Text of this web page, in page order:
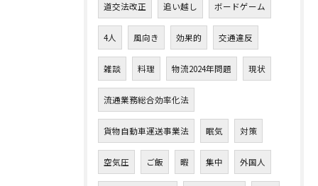
道交法改正 追い越し ボードゲーム
4人 風向き 効果的 交通違反
雑談 料理 物流2024年問題 現状
流通業務総合効率化法
貨物自動車運送事業法 眠気 対策
空気圧 ご飯 暇 集中 外国人